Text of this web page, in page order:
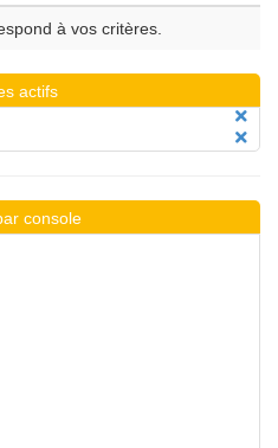
à vos critères.
actifs
console